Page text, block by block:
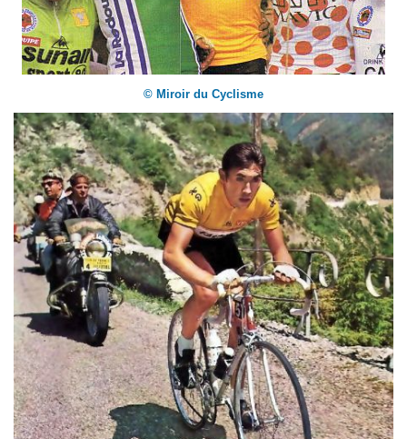
© Miroir du Cyclisme